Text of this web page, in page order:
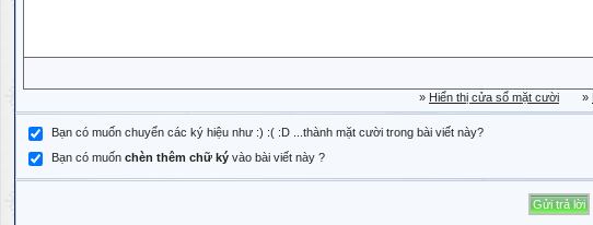
» Hiển thị cửa sổ mặt cười »
Bạn có muốn chuyển các ký hiệu như :) :( :D ...thành mặt cười trong bài viết này?
Bạn có muốn chèn thêm chữ ký vào bài viết này ?